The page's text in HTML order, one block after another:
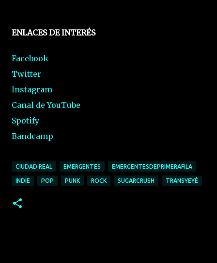
ENLACES DE INTERÉS
Facebook
Twitter
Instagram
Canal de YouTube
Spotify
Bandcamp
CIUDAD REAL EMERGENTES EMERGENTESDEPRIMERAFILA
INDIE POP PUNK ROCK SUGARCRUSH TRANSYEYÉ